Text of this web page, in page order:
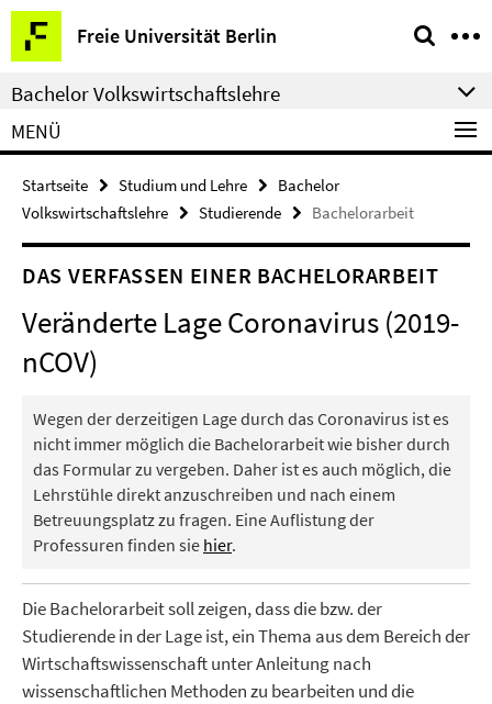
Springe
direkt
zu
Inhalt
Freie Universität Berlin
Service-
Navigation
Bachelor Volkswirtschaftslehre
MENÜ
Startseite Studium und Lehre
Bachelor
Volkswirtschaftslehre
Studierende Bachelorarbeit
DAS VERFASSEN EINER BACHELORARBEIT
Veränderte Lage Coronavirus (2019-
nCOV)
Wegen der derzeitigen Lage durch das Coronavirus ist es
nicht immer möglich die Bachelorarbeit wie bisher durch
das Formular zu vergeben. Daher ist es auch möglich, die
Lehrstühle direkt anzuschreiben und nach einem
Betreuungsplatz zu fragen. Eine Auflistung der
Professuren finden sie hier.
Die Bachelorarbeit soll zeigen, dass die bzw. der
Studierende in der Lage ist, ein Thema aus dem Bereich der
Wirtschaftswissenschaft unter Anleitung nach
wissenschaftlichen Methoden zu bearbeiten und die